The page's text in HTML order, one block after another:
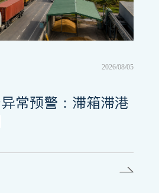
2026/08/05
常预警：滞箱滞港